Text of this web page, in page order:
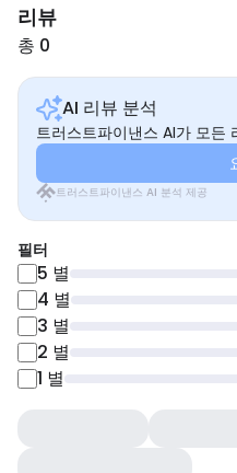
리뷰
총 0
AI 리뷰 분석
트러스트파이낸스 AI가 모든
트러스트파이낸스 AI 분석 제공
필터
5 별
4 별
3 별
2 별
1 별